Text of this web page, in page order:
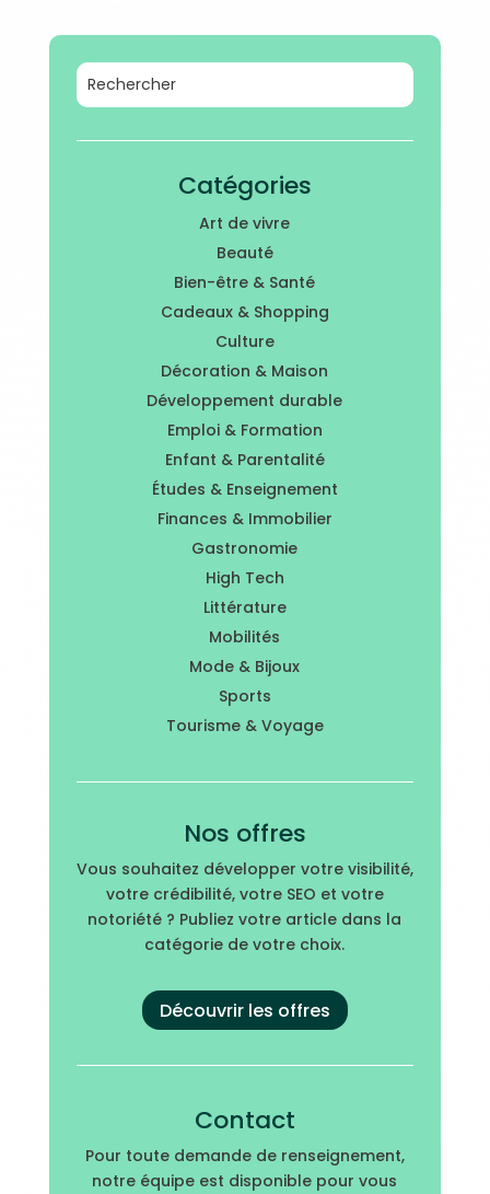
Catégories
Art de vivre
Beauté
Bien-être & Santé
Cadeaux & Shopping
Culture
Décoration & Maison
Développement durable
Emploi & Formation
Enfant & Parentalité
Études & Enseignement
Finances & Immobilier
Gastronomie
High Tech
Littérature
Mobilités
Mode & Bijoux
Sports
Tourisme & Voyage
Nos offres
Vous souhaitez développer votre visibilité,
votre crédibilité, votre SEO et votre
notoriété ? Publiez votre article dans la
catégorie de votre choix.
Découvrir les offres
Contact
Pour toute demande de renseignement,
notre équipe est disponible pour vous